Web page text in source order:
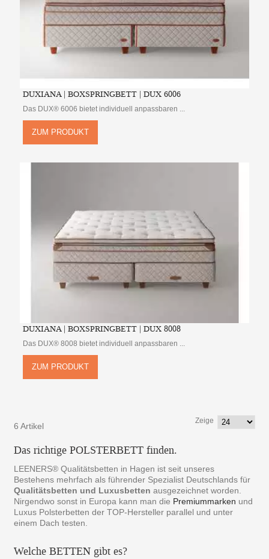
DUXIANA | BOXSPRINGBETT | DUX 6006
Das DUX® 6006 bietet individuell anpassbaren ...
ZUM PRODUKT
DUXIANA | BOXSPRINGBETT | DUX 8008
Das DUX® 8008 bietet individuell anpassbaren ...
ZUM PRODUKT
6 Artikel
Zeige
Das richtige POLSTERBETT finden.
LEENERS® Qualitätsbetten in Hagen ist seit unseres
Bestehens mehrfach als führender Spezialist Deutschlands für
Qualitätsbetten und Luxusbettenausgezeichnet worden.
Nirgendwo sonst in Europa kann man die Premiummarken und
Luxus Polsterbetten der TOP-Hersteller parallel und unter
einem Dach testen.
Welche BETTEN gibt es?